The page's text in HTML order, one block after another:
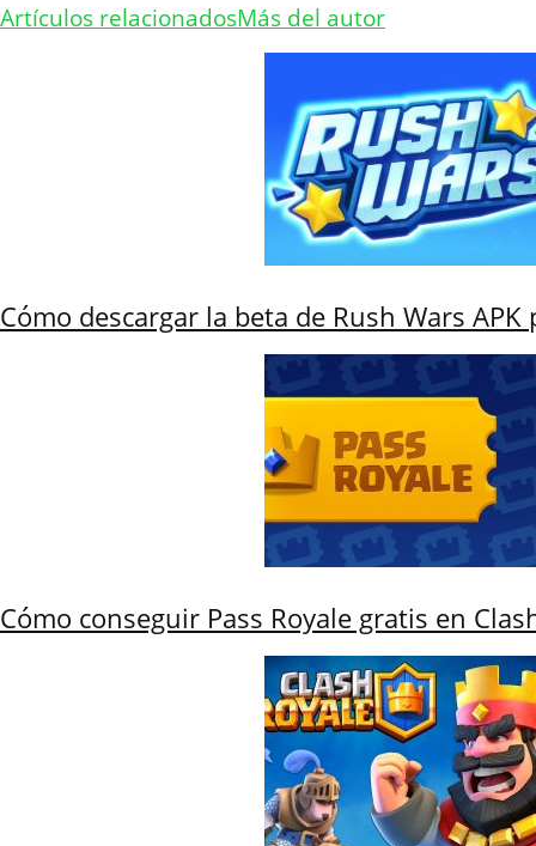
Artículos relacionadosMás del autor
Cómo descargar la beta de Rush Wars
Cómo conseguir Pass Royale gratis en